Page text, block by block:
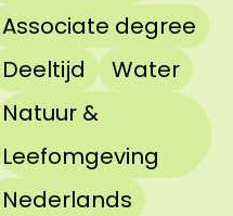
Associate degree
Deeltijd
Water
Natuur &
Leefomgeving
Nederlands